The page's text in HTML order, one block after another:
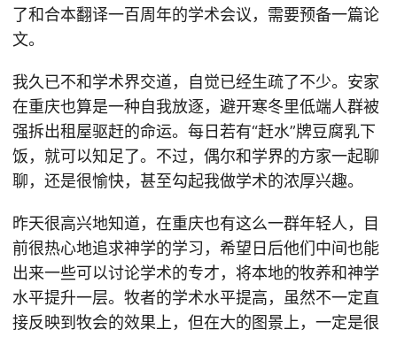
了和合本翻译一百周年的学术会议，需要预备一篇论
文。
我久已不和学术界交道，自觉已经生疏了不少。安家
在重庆也算是一种自我放逐，避开寒冬里低端人群被
强拆出租屋驱赶的命运。每日若有“赶水”牌豆腐乳下
饭，就可以知足了。不过，偶尔和学界的方家一起聊
聊，还是很愉快，甚至勾起我做学术的浓厚兴趣。
昨天很高兴地知道，在重庆也有这么一群年轻人，目
前很热心地追求神学的学习，希望日后他们中间也能
出来一些可以讨论学术的专才，将本地的牧养和神学
水平提升一层。牧者的学术水平提高，虽然不一定直
接反映到牧会的效果上，但在大的图景上，一定是很